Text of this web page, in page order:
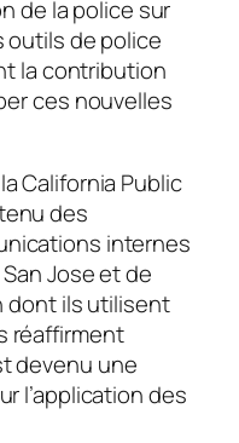
de la police sur
outils de police
la contribution
ces nouvelles
California Public
des
internes
Jose et de
dont ils utilisent
réaffirment
devenu une
l’application des